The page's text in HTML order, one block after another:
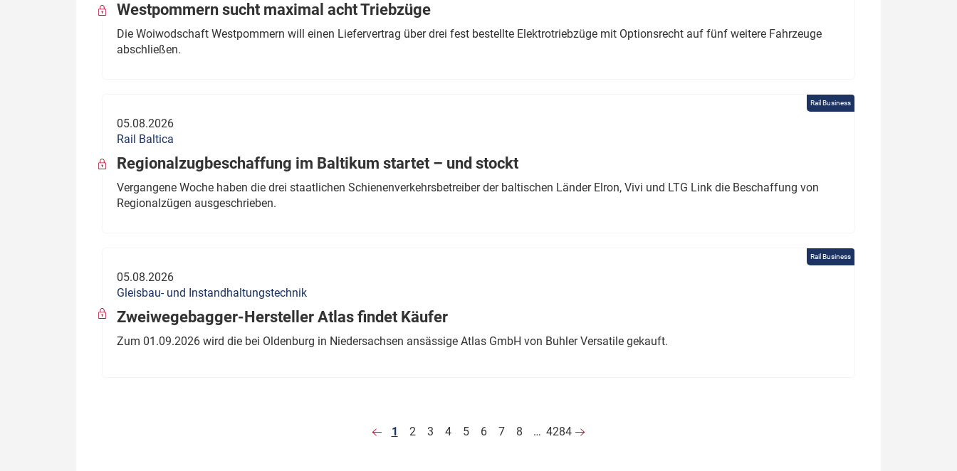
Westpommern sucht maximal acht Triebzüge
Die Woiwodschaft Westpommern will einen Liefervertrag über drei fest bestellte Elektrotriebzüge mit Optionsrecht auf fünf weitere Fahrzeuge
abschließen.
Rail Business
05.08.2026
Rail Baltica
Regionalzugbeschaffung im Baltikum startet – und stockt
Vergangene Woche haben die drei staatlichen Schienenverkehrsbetreiber der baltischen Länder Elron, Vivi und LTG Link die Beschaffung von
Regionalzügen ausgeschrieben.
Rail Business
05.08.2026
Gleisbau- und Instandhaltungstechnik
Zweiwegebagger-Hersteller Atlas findet Käufer
Zum 01.09.2026 wird die bei Oldenburg in Niedersachsen ansässige Atlas GmbH von Buhler Versatile gekauft.
1 2 3 4 5 6 7 8 … 4284